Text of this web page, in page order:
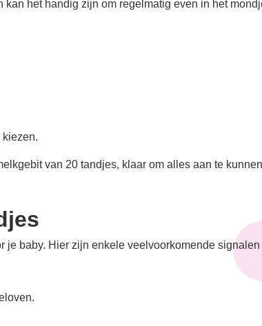
het handig zijn om regelmatig even in het
van 20 tandjes, klaar om alles aan te
baby. Hier zijn enkele veelvoorkomende